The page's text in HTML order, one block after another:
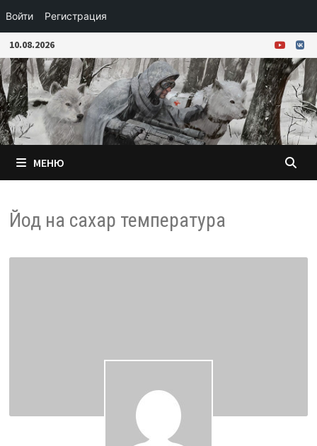
Войти Регистрация
Перейти
к
содержимому
10.08.2026
МЕНЮ
Йод на сахар температура